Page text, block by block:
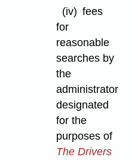
(iv) fees
for
reasonable
searches by
the
administrator
designated
for the
purposes of
The Drivers